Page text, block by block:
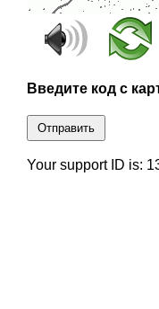
Введите код с
Отправить
Your support ID is: